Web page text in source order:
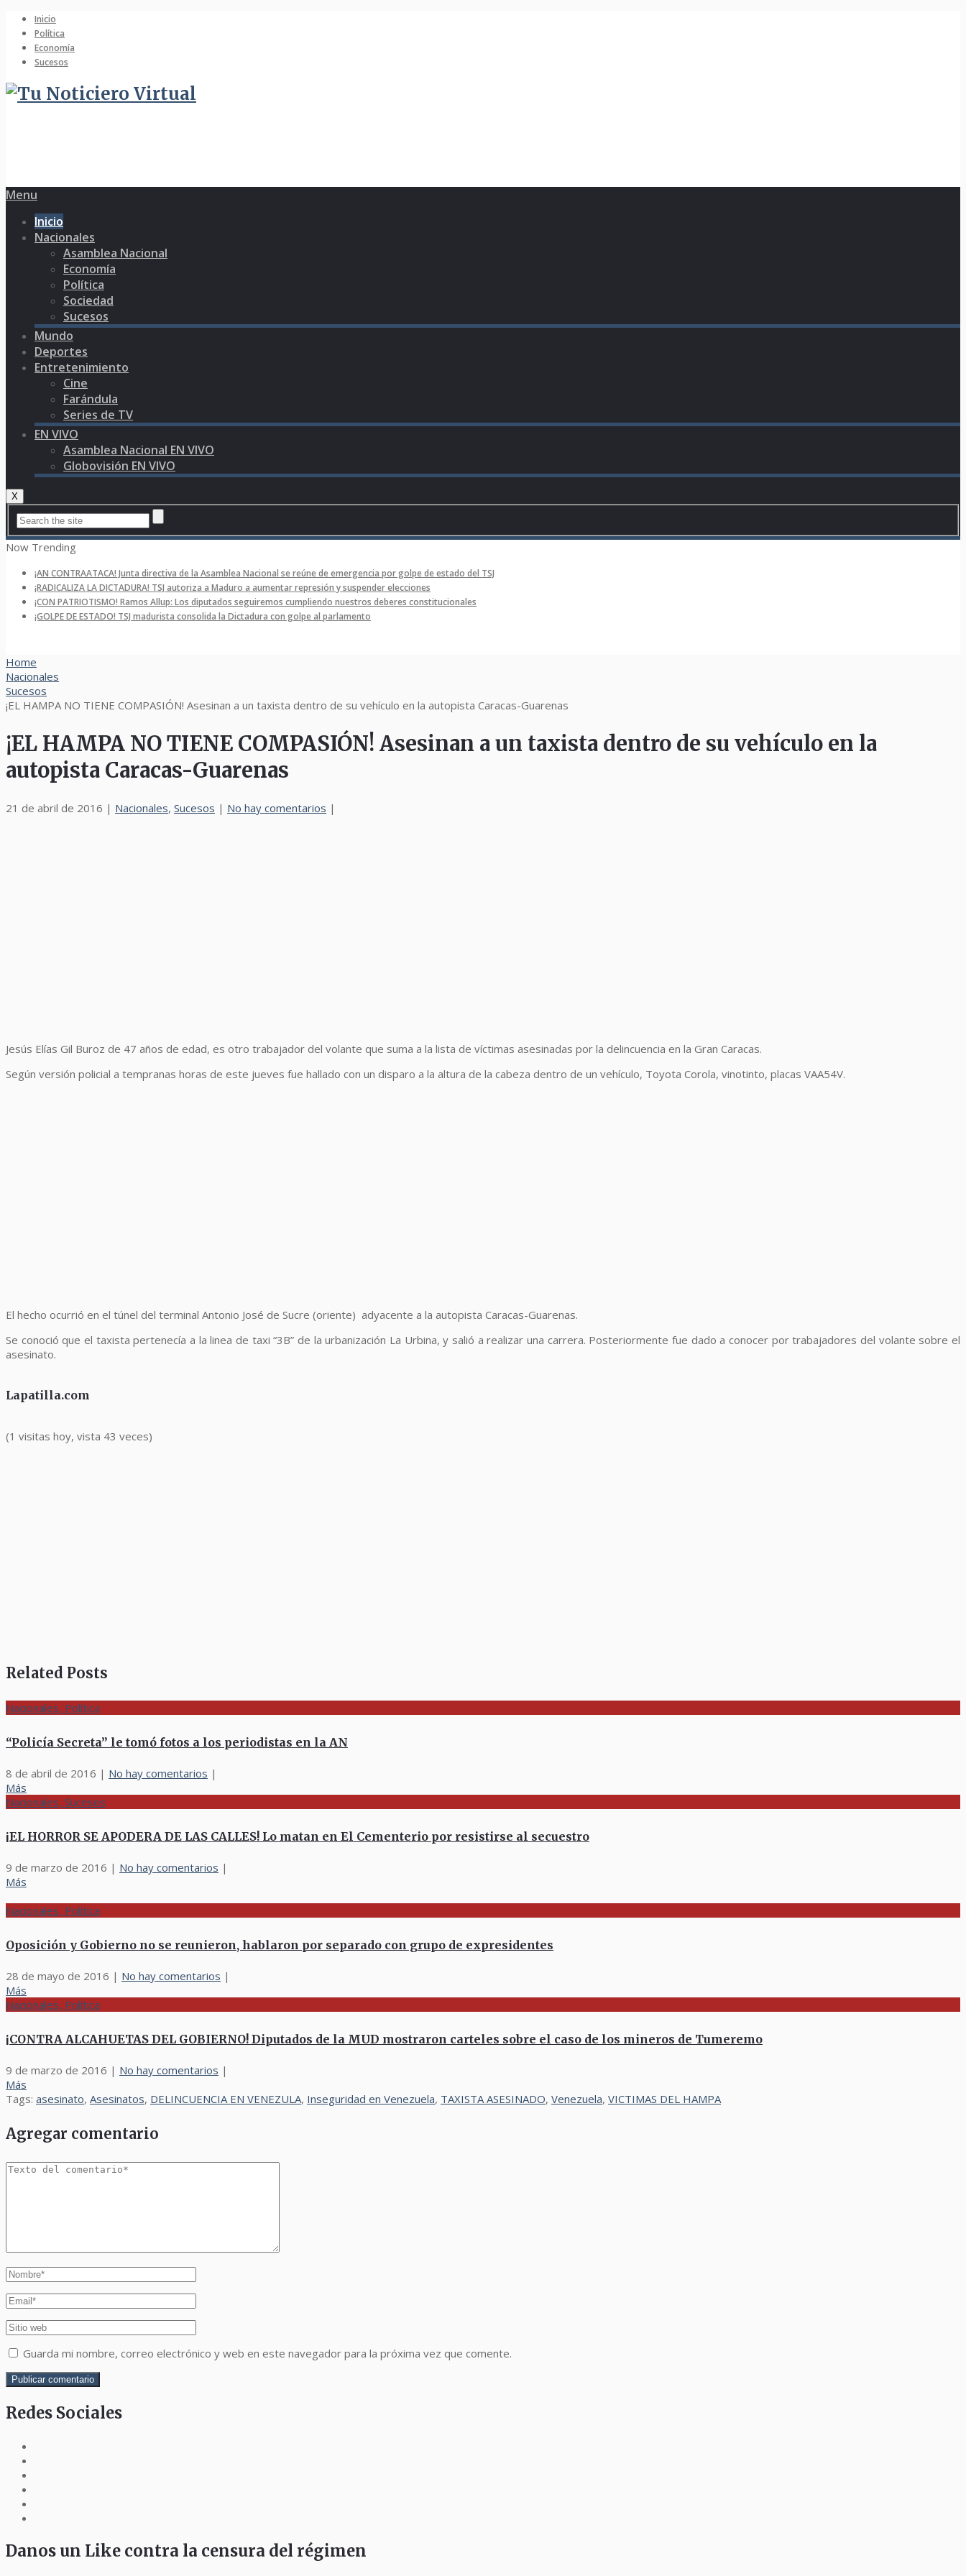
Inicio
Política
Economía
Sucesos
Menu
Inicio
Nacionales
Asamblea Nacional
Economía
Política
Sociedad
Sucesos
Mundo
Deportes
Entretenimiento
Cine
Farándula
Series de TV
EN VIVO
Asamblea Nacional EN VIVO
Globovisión EN VIVO
X
Now Trending
¡AN CONTRAATACA! Junta directiva de la Asamblea Nacional se reúne de emergencia por golpe de estado del TSJ
¡RADICALIZA LA DICTADURA! TSJ autoriza a Maduro a aumentar represión y suspender elecciones
¡CON PATRIOTISMO! Ramos Allup: Los diputados seguiremos cumpliendo nuestros deberes constitucionales
¡GOLPE DE ESTADO! TSJ madurista consolida la Dictadura con golpe al parlamento
Home
Nacionales
Sucesos
¡EL HAMPA NO TIENE COMPASIÓN! Asesinan a un taxista dentro de su vehículo en la autopista Caracas-Guarenas
¡EL HAMPA NO TIENE COMPASIÓN! Asesinan a un taxista dentro de su vehículo en la
autopista Caracas-Guarenas
21 de abril de 2016 | Nacionales, Sucesos | No hay comentarios |
Jesús Elías Gil Buroz de 47 años de edad, es otro trabajador del volante que suma a la lista de víctimas asesinadas por la delincuencia en la Gran Caracas.
Según versión policial a tempranas horas de este jueves fue hallado con un disparo a la altura de la cabeza dentro de un vehículo, Toyota Corola, vinotinto, placas VAA54V.
El hecho ocurrió en el túnel del terminal Antonio José de Sucre (oriente) adyacente a la autopista Caracas-Guarenas.
Se conoció que el taxista pertenecía a la linea de taxi “3B” de la urbanización La Urbina, y salió a realizar una carrera. Posteriormente fue dado a conocer por trabajadores del volante sobre el
asesinato.
Lapatilla.com
(1 visitas hoy, vista 43 veces)
Related Posts
Nacionales, Política
“Policía Secreta” le tomó fotos a los periodistas en la AN
8 de abril de 2016 | No hay comentarios |
Más
Nacionales, Sucesos
¡EL HORROR SE APODERA DE LAS CALLES! Lo matan en El Cementerio por resistirse al secuestro
9 de marzo de 2016 | No hay comentarios |
Más
Nacionales, Política
Oposición y Gobierno no se reunieron, hablaron por separado con grupo de expresidentes
28 de mayo de 2016 | No hay comentarios |
Más
Nacionales, Política
¡CONTRA ALCAHUETAS DEL GOBIERNO! Diputados de la MUD mostraron carteles sobre el caso de los mineros de Tumeremo
9 de marzo de 2016 | No hay comentarios |
Más
Tags: asesinato, Asesinatos, DELINCUENCIA EN VENEZULA, Inseguridad en Venezuela, TAXISTA ASESINADO, Venezuela, VICTIMAS DEL HAMPA
Agregar comentario
Guarda mi nombre, correo electrónico y web en este navegador para la próxima vez que comente.
Redes Sociales
Danos un Like contra la censura del régimen